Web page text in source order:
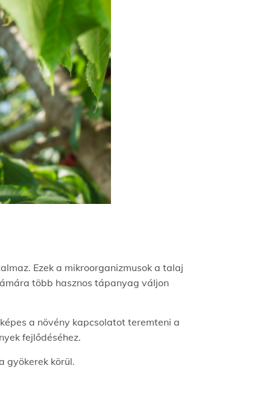
Ezek a mikroorganizmusok a talaj
több hasznos tápanyag váljon
a növény kapcsolatot teremteni a
fejlődéséhez.
gyökerek körül.